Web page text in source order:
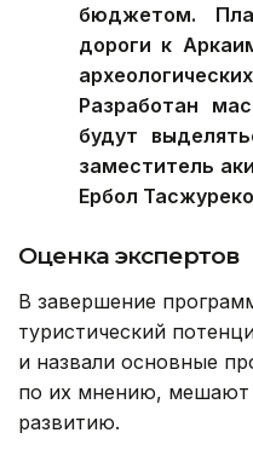
бюджетом.
дороги к
Разработан
будут
заместитель
Ербол
Оценка экспертов
В завершение
туристический
и назвали основные
по их мнению, мешают
развитию.